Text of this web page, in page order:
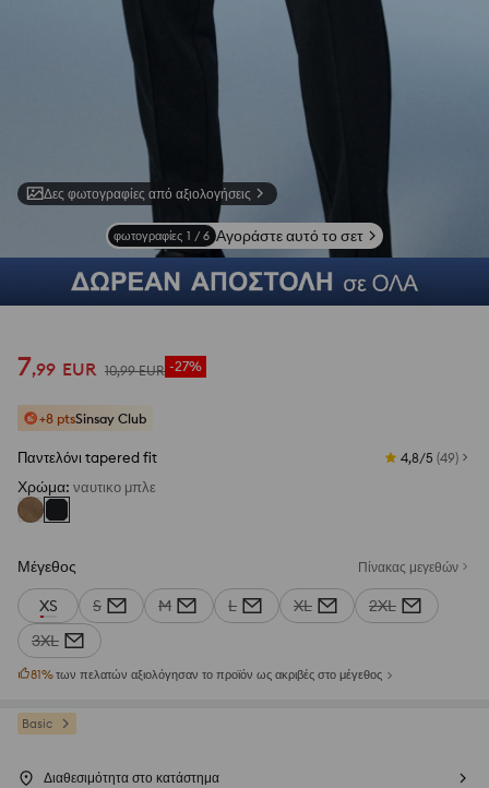
Δες φωτογραφίες από αξιολογήσεις
φωτογραφίες 1 / 6 Αγοράστε αυτό το σετ
7,99 EUR 10,99 EUR -27%
+8 ptsSinsay Club
Παντελόνι tapered fit 4,8/5 (49)
Χρώμα: ναυτικο μπλε
Μέγεθος Πίνακας μεγεθών
XS S M L XL
2XL
3XL
81%των πελατών αξιολόγησαν το προϊόν ως ακριβές στο μέγεθος
Basic
Διαθεσιμότητα στο κατάστημα